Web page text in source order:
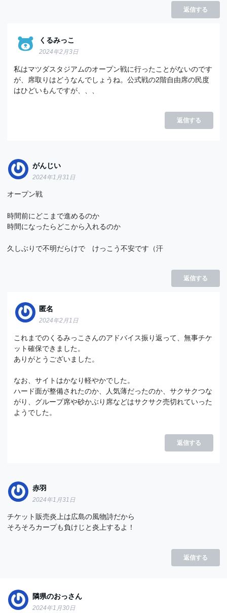
返信する
くるみっこ
2024年2月3日
私はマツダスタジアムのオープン戦に行ったことがないのです
が、席取りはどうなんでしょうね。公式戦の2階自由席の民度
はひどいもんですが、、、
返信する
がんじい
2024年1月31日
オープン戦
時間前にどこまで進めるのか
時間になったらどこから入れるのか
久しぶりで不明だらけで けっこう不安です（汗
返信する
匿名
2024年2月1日
これまでのくるみっこさんのアドバイス振り返って、無事チケ
ット確保できました。
ありがとうございました。
なお、サイトはかなり軽やかでした。
ハード面が整備されたのか、人気薄だったのか、サクサクつな
がり、グループ席や砂かぶり席などはサクサク売切れていった
ようでした。
返信する
赤羽
2024年1月31日
チケット販売炎上は広島の風物詩だから
そろそろカープも負けじと炎上するよ！
返信する
隣県のおっさん
2024年1月30日